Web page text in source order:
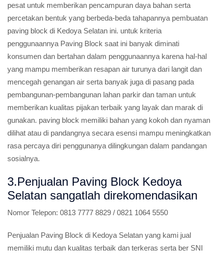
pesat untuk memberikan pencampuran daya bahan serta
percetakan bentuk yang berbeda-beda tahapannya pembuatan
paving block di Kedoya Selatan ini. untuk kriteria
penggunaannya Paving Block saat ini banyak diminati
konsumen dan bertahan dalam penggunaannya karena hal-hal
yang mampu memberikan resapan air turunya dari langit dan
mencegah genangan air serta banyak juga di pasang pada
pembangunan-pembangunan lahan parkir dan taman untuk
memberikan kualitas pijakan terbaik yang layak dan marak di
gunakan. paving block memiliki bahan yang kokoh dan nyaman
dilihat atau di pandangnya secara esensi mampu meningkatkan
rasa percaya diri penggunanya dilingkungan dalam pandangan
sosialnya.
3.Penjualan Paving Block Kedoya
Selatan sangatlah direkomendasikan
Nomor Telepon: 0813 7777 8829 / 0821 1064 5550
Penjualan Paving Block di Kedoya Selatan yang kami jual
memiliki mutu dan kualitas terbaik dan terkeras serta ber SNI